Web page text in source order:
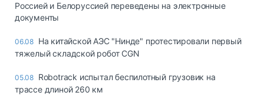
Россией и Белоруссией переведены на электронные
документы
06.08 На китайской АЭС "Нинде" протестировали первый
тяжелый складской робот CGN
05.08 Robotrack испытал беспилотный грузовик на
трассе длиной 260 км